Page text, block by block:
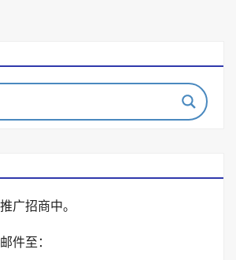
广招商中。
件至：